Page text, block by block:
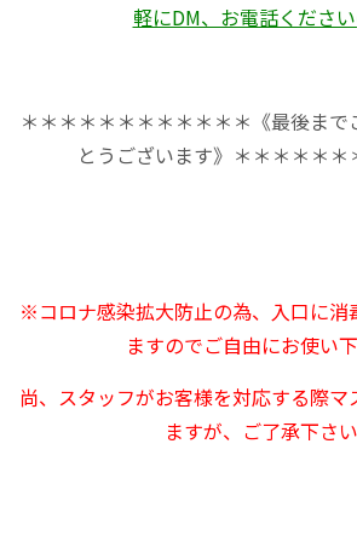
軽にDM、お電話くださ
＊＊＊＊＊＊＊＊＊＊＊＊《最後ま
とうございます》＊＊＊＊＊＊
※コロナ感染拡大防止の為、入口に消
ますのでご自由にお使い下
尚、スタッフがお客様を対応する際マ
ますが、ご了承下さい